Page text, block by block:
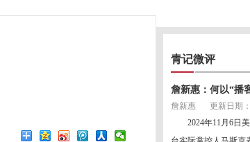
青记微评
詹新惠：何以“播
詹新惠
更新日期
2024年11月6日美